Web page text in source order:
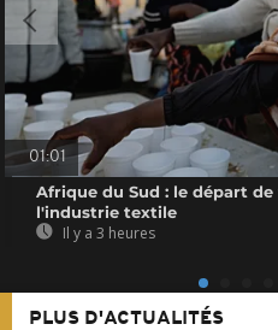
01:01
Afrique du Sud : le départ
l'industrie textile
Il y a 3 heures
PLUS D'ACTUALITÉS